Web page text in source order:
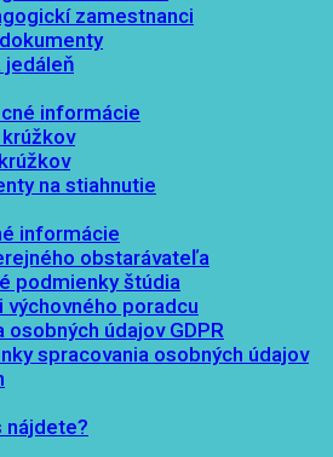
zamestnanci
jedáleň
informácie
na stiahnutie
informácie
obstarávateľa
podmienky štúdia
výchovného poradcu
osobných údajov GDPR
spracovania osobných údajov
nájdete?